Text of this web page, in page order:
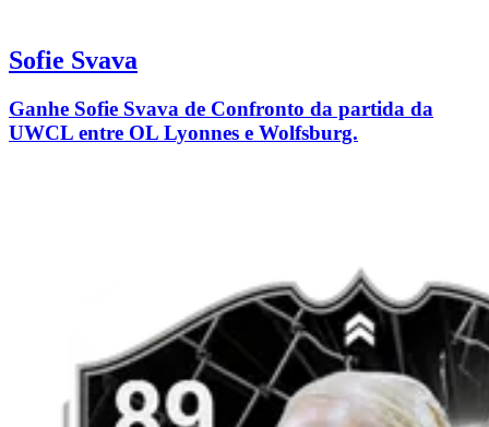
Sofie Svava
Ganhe Sofie Svava de Confronto da partida da
UWCL entre OL Lyonnes e Wolfsburg.